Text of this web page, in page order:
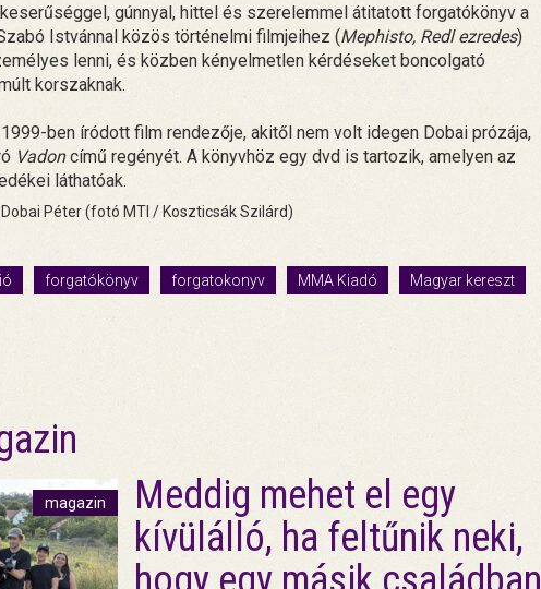
gúnnyal, hittel és szerelemmel átitatott forgatókönyv a
Istvánnal közös történelmi filmjeihez (Mephisto, Redl ezredes)
lenni, és közben kényelmetlen kérdéseket boncolgató
korszaknak.
ben íródott film rendezője, akitől nem volt idegen Dobai prózája,
Vadoncímű regényét. A könyvhöz egy dvd is tartozik, amelyen az
láthatóak.
Péter (fotó MTI / Koszticsák Szilárd)
forgatókönyv forgatokonyv MMA Kiadó
Magyar kereszt
magazin
Meddig mehet el egy
kívülálló, ha feltűnik neki,